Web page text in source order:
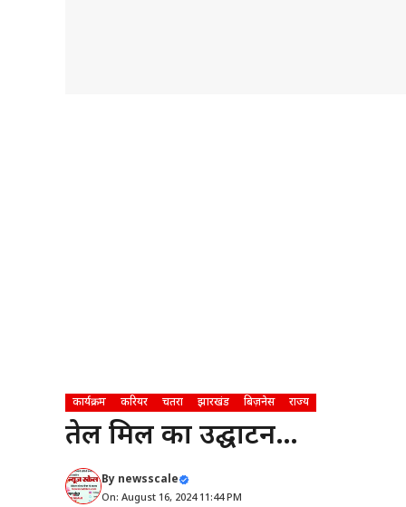
कार्यक्रम करियर चतरा झारखंड बिज़नेस राज्य
तेल मिल का उद्घाटन…
By newsscale
On: August 16, 2024 11:44 PM